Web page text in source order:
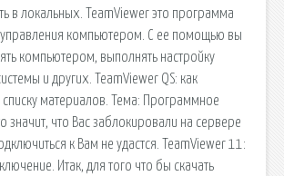
в локальных. TeamViewer это программа
управления компьютером. С ее помощью вы
компьютером, выполнять настройку
и других. TeamViewer QS: как
списку материалов. Тема: Программное
значит, что Вас заблокировали на сервере
к Вам не удастся. TeamViewer 11:
Итак, для того что бы скачать